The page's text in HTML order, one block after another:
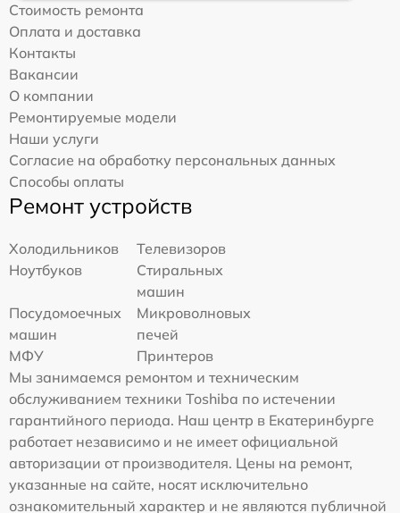
Стоимость ремонта
Оплата и доставка
Контакты
Вакансии
О компании
Ремонтируемые модели
Наши услуги
Согласие на обработку персональных данных
Способы оплаты
Ремонт устройств
Холодильников
Телевизоров
Ноутбуков
Стиральных
машин
Посудомоечных
машин
Микроволновых
печей
МФУ
Принтеров
Мы занимаемся ремонтом и техническим
обслуживанием техники Toshiba по истечении
гарантийного периода. Наш центр в Екатеринбурге
работает независимо и не имеет официальной
авторизации от производителя. Цены на ремонт,
указанные на сайте, носят исключительно
ознакомительный характер и не являются публичной